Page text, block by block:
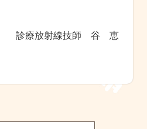
技師 谷 恵